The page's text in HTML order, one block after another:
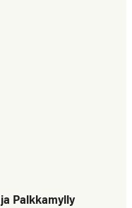
Palkkamylly